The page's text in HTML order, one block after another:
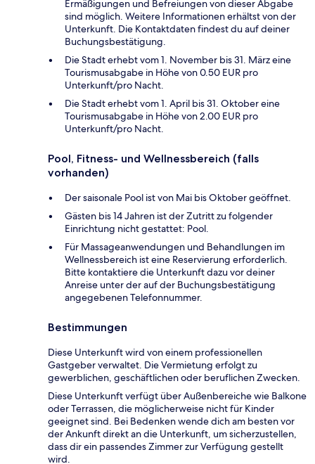
Ermäßigungen und Befreiungen von dieser Abgabe
sind möglich. Weitere Informationen erhältst von der
Unterkunft. Die Kontaktdaten findest du auf deiner
Buchungsbestätigung.
Die Stadt erhebt vom 1. November bis 31. März eine
Tourismusabgabe in Höhe von 0.50 EUR pro
Unterkunft/pro Nacht.
Die Stadt erhebt vom 1. April bis 31. Oktober eine
Tourismusabgabe in Höhe von 2.00 EUR pro
Unterkunft/pro Nacht.
Pool, Fitness- und Wellnessbereich (falls
vorhanden)
Der saisonale Pool ist von Mai bis Oktober geöffnet.
Gästen bis 14 Jahren ist der Zutritt zu folgender
Einrichtung nicht gestattet: Pool.
Für Massageanwendungen und Behandlungen im
Wellnessbereich ist eine Reservierung erforderlich.
Bitte kontaktiere die Unterkunft dazu vor deiner
Anreise unter der auf der Buchungsbestätigung
angegebenen Telefonnummer.
Bestimmungen
Diese Unterkunft wird von einem professionellen
Gastgeber verwaltet. Die Vermietung erfolgt zu
gewerblichen, geschäftlichen oder beruflichen Zwecken.
Diese Unterkunft verfügt über Außenbereiche wie Balkone
oder Terrassen, die möglicherweise nicht für Kinder
geeignet sind. Bei Bedenken wende dich am besten vor
der Ankunft direkt an die Unterkunft, um sicherzustellen,
dass dir ein passendes Zimmer zur Verfügung gestellt
wird.